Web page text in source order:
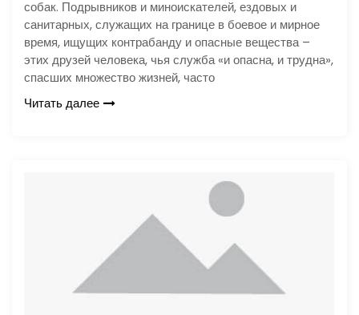
собак. Подрывников и миноискателей, ездовых и
санитарных, служащих на границе в боевое и мирное
время, ищущих контрабанду и опасные вещества –
этих друзей человека, чья служба «и опасна, и трудна»,
спасших множество жизней, часто
Читать далее